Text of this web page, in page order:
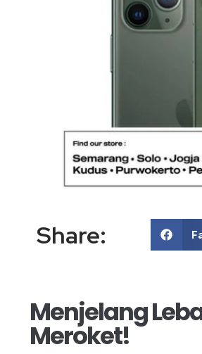
Share:
Menjelang
Meroket!